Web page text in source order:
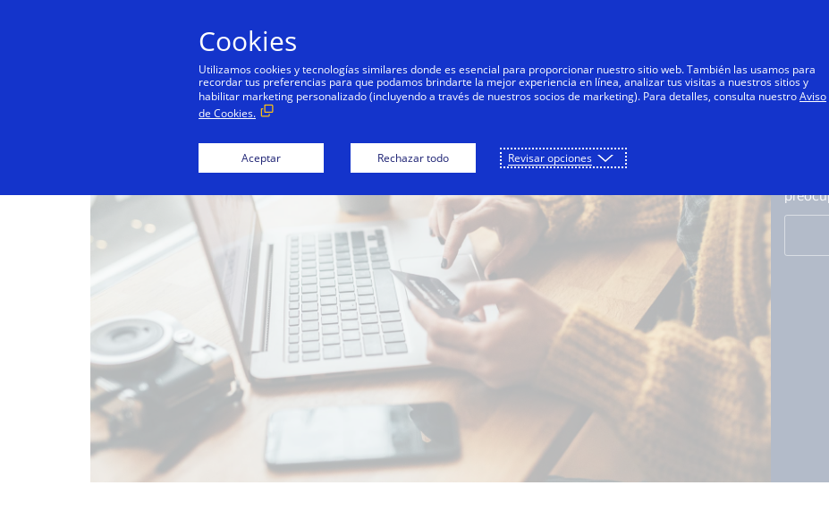
Personas Negocios Innovadores
Cookies
Utilizamos cookies y tecnologías similares donde es esencial para proporcionar nuestro sitio web. También las usamos para
recordar tus preferencias para que podamos brindarte la mejor experiencia en línea, analizar tus visitas a nuestros sitios y
habilitar marketing personalizado (incluyendo a través de nuestros socios de marketing). Para detalles, consulta nuestroAviso
de Cookies.
Aceptar Rechazar todo Revisar opciones